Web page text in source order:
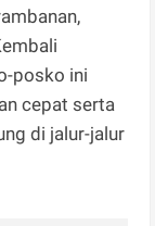
posko ini
cepat serta
di jalur-jalur